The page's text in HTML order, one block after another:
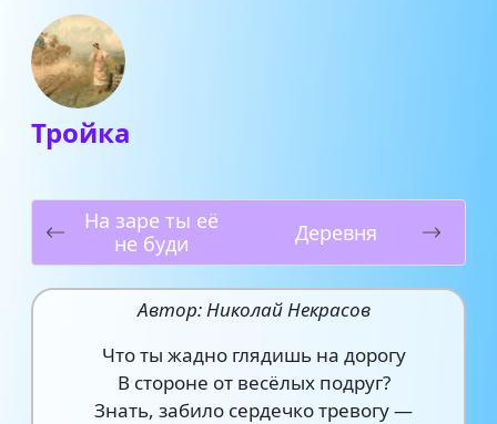
Тройка
На заре ты её
не буди
Деревня
Автор: Николай Некрасов
Что ты жадно глядишь на дорогу
В стороне от весёлых подруг?
Знать, забило сердечко тревогу —